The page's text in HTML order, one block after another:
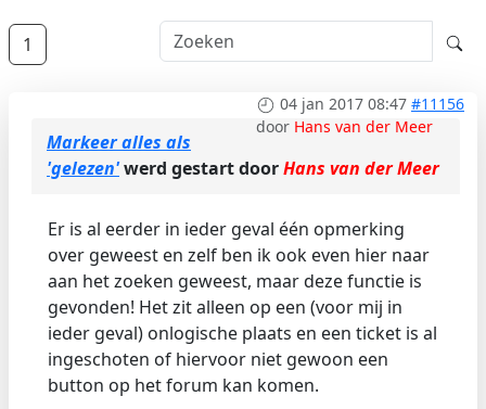
1
04 jan 2017 08:47 #11156
door Hans van der Meer
Markeer alles als
'gelezen'werd gestart doorHans van der Meer
Er is al eerder in ieder geval één opmerking
over geweest en zelf ben ik ook even hier naar
aan het zoeken geweest, maar deze functie is
gevonden! Het zit alleen op een (voor mij in
ieder geval) onlogische plaats en een ticket is al
ingeschoten of hiervoor niet gewoon een
button op het forum kan komen.